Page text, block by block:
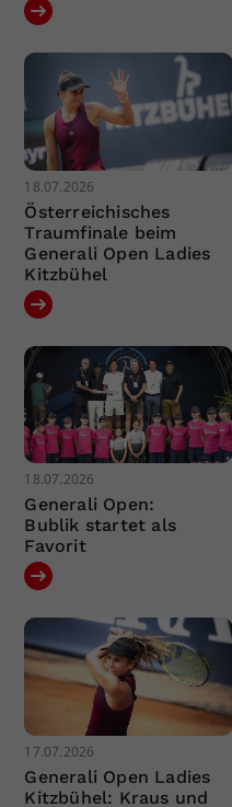
18.07.2026
Österreichisches
Traumfinale beim
Generali Open Ladies
Kitzbühel
18.07.2026
Generali Open:
Bublik startet als
Favorit
17.07.2026
Generali Open Ladies
Kitzbühel: Kraus und